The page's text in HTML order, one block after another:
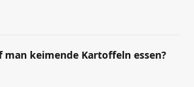
man keimende Kartoffeln essen?